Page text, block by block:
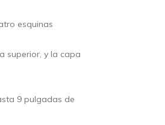
esquinas
superior, y la capa
9 pulgadas de